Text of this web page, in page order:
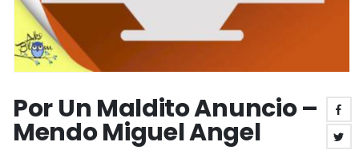
Por Un Maldito Anuncio –
Mendo Miguel Angel